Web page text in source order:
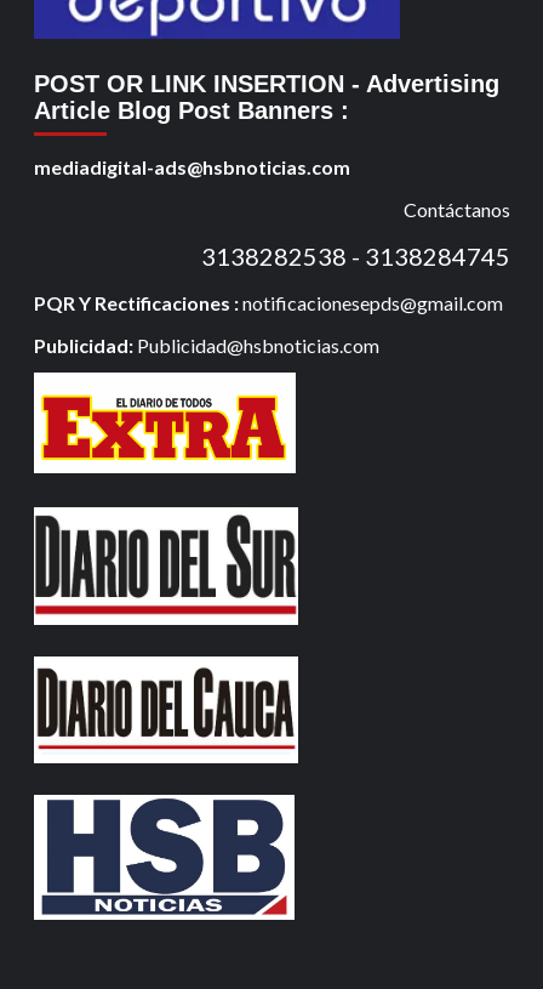
POST OR LINK INSERTION - Advertising
Article Blog Post Banners :
mediadigital-ads@hsbnoticias.com
Contáctanos
3138282538 - 3138284745
PQR Y Rectificaciones :notificacionesepds@gmail.com
Publicidad: Publicidad@hsbnoticias.com